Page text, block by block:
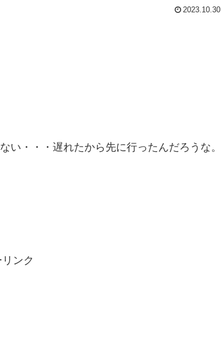
2023.10.30
い・・・遅れたから先に行ったんだろうな。
ンク